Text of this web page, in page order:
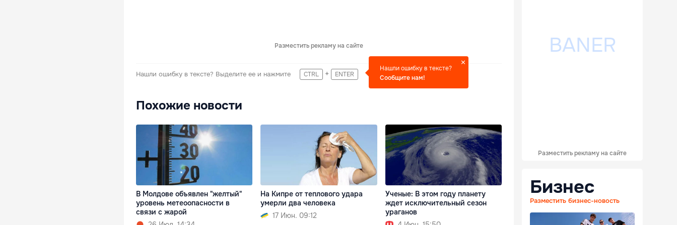
Разместить рекламу на сайте
Нашли ошибку в тексте? Выделите ее и нажмите CTRL + ENTER
Нашли ошибку в тексте?
Сообщите нам!
Похожие новости
В Молдове объявлен "желтый"
уровень метеоопасности в
связи с жарой
На Кипре от теплового удара
умерли два человека
17 Июн. 09:12
Ученые: В этом году планету
ждет исключительный сезон
ураганов
Разместить рекламу на сайте
Бизнес
Разместить бизнес-новость